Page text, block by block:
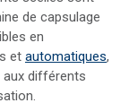
de capsulage
en
et automatiques,
différents